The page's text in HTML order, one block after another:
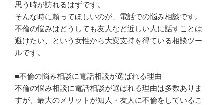
思う時が訪れるはずです。
そんな時に頼ってほしいのが、電話での悩み相談です。
不倫の悩みはどうしても友人など近しい人に話すことは
避けたい、という女性から大変支持を得ている相談ツー
ルです。
■不倫の悩み相談に電話相談が選ばれる理由
不倫の悩み相談に電話相談が選ばれる理由は多数ありま
すが、最大のメリットが知人・友人に不倫をしているこ